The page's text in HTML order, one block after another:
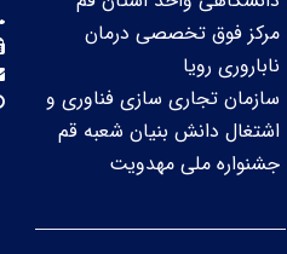
مرکز فوق تخصصی درمان
ناباروری رویا
سازمان تجاری سازی فناوری و
اشتغال دانش بنیان شعبه قم
جشنواره ملی مهدویت